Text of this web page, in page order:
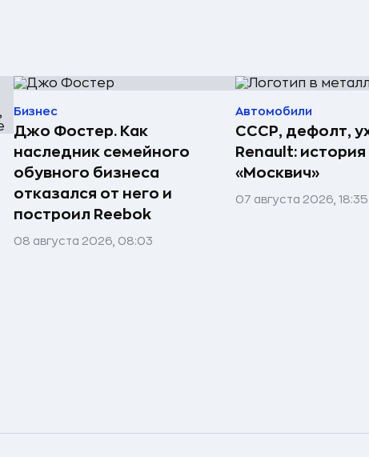
Бизнес
Джо Фостер. Как
наследник семейного
обувного бизнеса
отказался от него и
построил Reebok
08 августа 2026, 08:03
Автомобили
СССР, дефолт,
Renault:
«Москвич»
07 августа 2026, 18:35